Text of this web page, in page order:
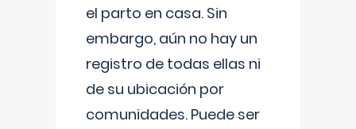
el parto en casa. Sin
embargo, aún no hay un
registro de todas ellas ni
de su ubicación por
comunidades. Puede ser